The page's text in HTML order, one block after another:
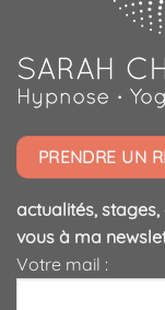
PRENDRE UN
actualités,
vous à ma
Votre mail :